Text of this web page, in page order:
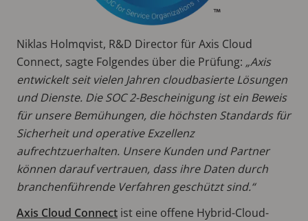
Niklas Holmqvist, R&D Director für Axis Cloud
Connect, sagte Folgendes über die Prüfung: „Axis
entwickelt seit vielen Jahren cloudbasierte Lösungen
und Dienste. Die SOC 2-Bescheinigung ist ein Beweis
für unsere Bemühungen, die höchsten Standards für
Sicherheit und operative Exzellenz
aufrechtzuerhalten. Unsere Kunden und Partner
können darauf vertrauen, dass ihre Daten durch
branchenführende Verfahren geschützt sind.“
Axis Cloud Connect ist eine offene Hybrid-Cloud-